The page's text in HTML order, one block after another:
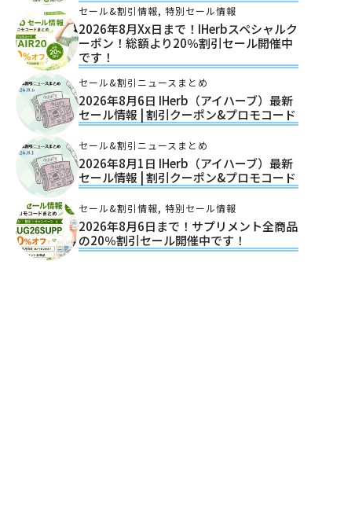
セール&割引情報, 特別セール情報
2026年8月xx日まで！iHerbスペシャルク
ーポン！総額より20％割引セール開催中
です！
セール&割引ニュースまとめ
2026年8月6日 IHerb（アイハーブ）最新
セール情報 | 割引クーポン&プロモコード
セール&割引ニュースまとめ
2026年8月1日 IHerb（アイハーブ）最新
セール情報 | 割引クーポン&プロモコード
セール&割引情報, 特別セール情報
2026年8月6日まで！サプリメント全商品
の20％割引セール開催中です！